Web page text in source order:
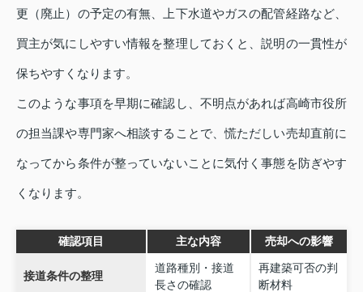
更（廃止）の予定の有無、上下水道やガスの配管経路など、
買主が気にしやすい情報を整理しておくと、説明の一貫性が
保ちやすくなります。
このような事項を早期に確認し、不明点があれば高崎市役所
の担当課や専門家へ相談することで、慌ただしい売却直前に
なってから条件が整っていないことに気付く事態を防ぎやす
くなります。
確認項目 主な内容 売却への影響
接道条件の整理
道路種別・接道
長さの確認
再建築可否の判
断材料